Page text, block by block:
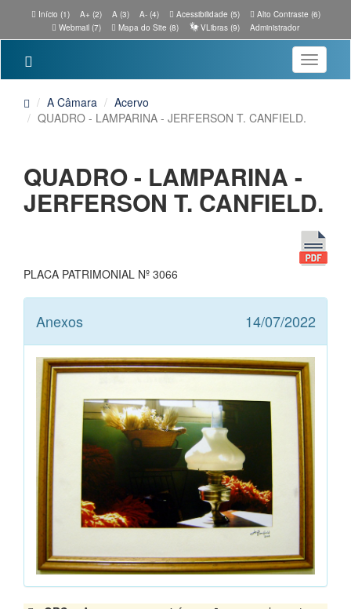
Início (1) A+ (2) A (3) A- (4) Acessibilidade (5)
Alto Contraste (6)
Webmail (7)
Mapa do Site (8) VLibras (9) Administrador
Toggle
A Câmara
Acervo
QUADRO - LAMPARINA - JERFERSON T. CANFIELD.
QUADRO - LAMPARINA -
JERFERSON T. CANFIELD.
PLACA PATRIMONIAL Nº 3066
Anexos 14/07/2022